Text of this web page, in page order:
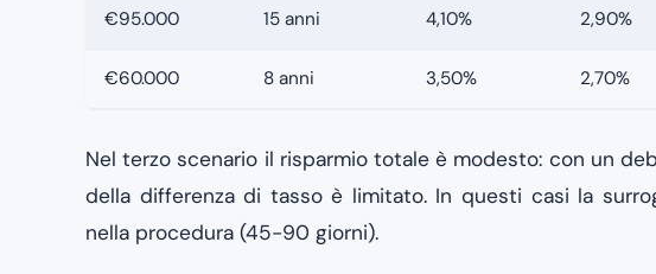
€95.000 15 anni 4,10% 2,90%
€60.000 8 anni 3,50% 2,70%
Nel terzo scenario il risparmio totale è modesto: con un
della differenza di tasso è limitato. In questi casi la
nella procedura (45-90 giorni).